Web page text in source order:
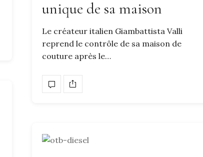
unique de sa maison
Le créateur italien Giambattista Valli
reprend le contrôle de sa maison de
couture après le…